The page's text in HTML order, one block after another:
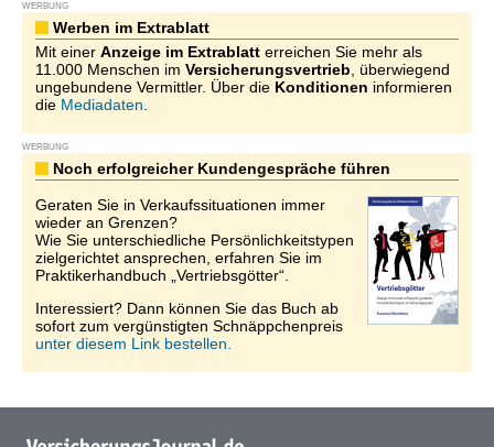
WERBUNG
Werben im Extrablatt
Mit einer Anzeige im Extrablatt erreichen Sie mehr als
11.000 Menschen im Versicherungsvertrieb , überwiegend
ungebundene Vermittler. Über die Konditionen informieren
die Mediadaten
WERBUNG
Noch erfolgreicher Kundengespräche führen
Geraten Sie in Verkaufssituationen immer
wieder an Grenzen?
Wie Sie unterschiedliche Persönlichkeitstypen
zielgerichtet ansprechen, erfahren Sie im
Praktikerhandbuch „Vertriebsgötter“.
Interessiert? Dann können Sie das Buch ab
sofort zum vergünstigten Schnäppchenpreis
unter diesem Link bestellen.